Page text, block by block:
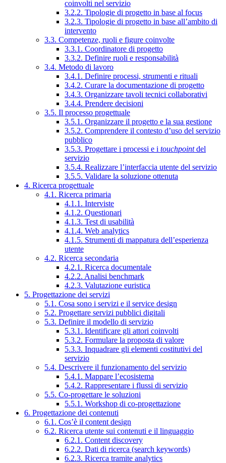
coinvolti nel servizio
3.2.2. Tipologie di progetto in base al focus
3.2.3. Tipologie di progetto in base all’ambito di
intervento
3.3. Competenze, ruoli e figure coinvolte
3.3.1. Coordinatore di progetto
3.3.2. Definire ruoli e responsabilità
3.4. Metodo di lavoro
3.4.1. Definire processi, strumenti e rituali
3.4.2. Curare la documentazione di progetto
3.4.3. Organizzare tavoli tecnici collaborativi
3.4.4. Prendere decisioni
3.5. Il processo progettuale
3.5.1. Organizzare il progetto e la sua gestione
3.5.2. Comprendere il contesto d’uso del servizio
pubblico
3.5.3. Progettare i processi e i touchpointdel
servizio
3.5.4. Realizzare l’interfaccia utente del servizio
3.5.5. Validare la soluzione ottenuta
4. Ricerca progettuale
4.1. Ricerca primaria
4.1.1. Interviste
4.1.2. Questionari
4.1.3. Test di usabilità
4.1.4. Web analytics
4.1.5. Strumenti di mappatura dell’esperienza
utente
4.2. Ricerca secondaria
4.2.1. Ricerca documentale
4.2.2. Analisi benchmark
4.2.3. Valutazione euristica
5. Progettazione dei servizi
5.1. Cosa sono i servizi e il service design
5.2. Progettare servizi pubblici digitali
5.3. Definire il modello di servizio
5.3.1. Identificare gli attori coinvolti
5.3.2. Formulare la proposta di valore
5.3.3. Inquadrare gli elementi costitutivi del
servizio
5.4. Descrivere il funzionamento del servizio
5.4.1. Mappare l’ecosistema
5.4.2. Rappresentare i flussi di servizio
5.5. Co-progettare le soluzioni
5.5.1. Workshop di co-progettazione
6. Progettazione dei contenuti
6.1. Cos’è il content design
6.2. Ricerca utente sui contenuti e il linguaggio
6.2.1. Content discovery
6.2.2. Dati di ricerca (search keywords)
6.2.3. Ricerca tramite analytics